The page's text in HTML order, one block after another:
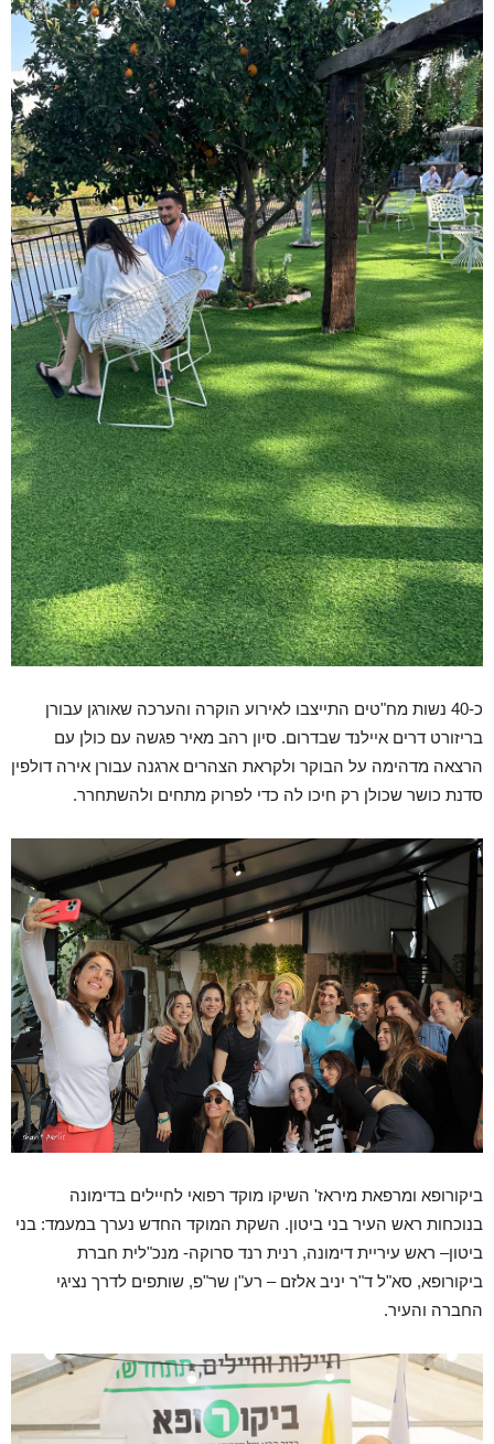
כ-40 נשות מח"טים התייצבו לאירוע הוקרה והערכה שאורגן עבורן
בריזורט דרים איילנד שבדרום. סיון רהב מאיר פגשה עם כולן עם
הרצאה מדהימה על הבוקר ולקראת הצהרים ארגנה עבורן אירה דולפין
סדנת כושר שכולן רק חיכו לה כדי לפרוק מתחים ולהשתחרר.
ביקורופא ומרפאת מיראז' השיקו מוקד רפואי לחיילים בדימונה
בנוכחות ראש העיר בני ביטון. השקת המוקד החדש נערך במעמד: בני
ביטון– ראש עיריית דימונה, רנית רנד סרוקה- מנכ"לית חברת
ביקורופא, סא"ל ד"ר יניב אלזם – רע"ן שר"פ, שותפים לדרך נציגי
החברה והעיר.